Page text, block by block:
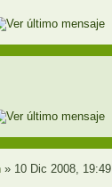
» 10 Dic 2008, 19:49